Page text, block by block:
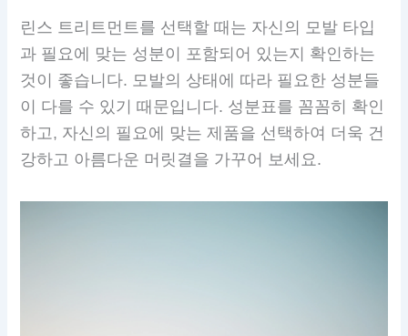
린스 트리트먼트를 선택할 때는 자신의 모발 타입
과 필요에 맞는 성분이 포함되어 있는지 확인하는
것이 좋습니다. 모발의 상태에 따라 필요한 성분들
이 다를 수 있기 때문입니다. 성분표를 꼼꼼히 확인
하고, 자신의 필요에 맞는 제품을 선택하여 더욱 건
강하고 아름다운 머릿결을 가꾸어 보세요.